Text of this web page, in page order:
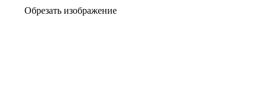
Обрезать изображение